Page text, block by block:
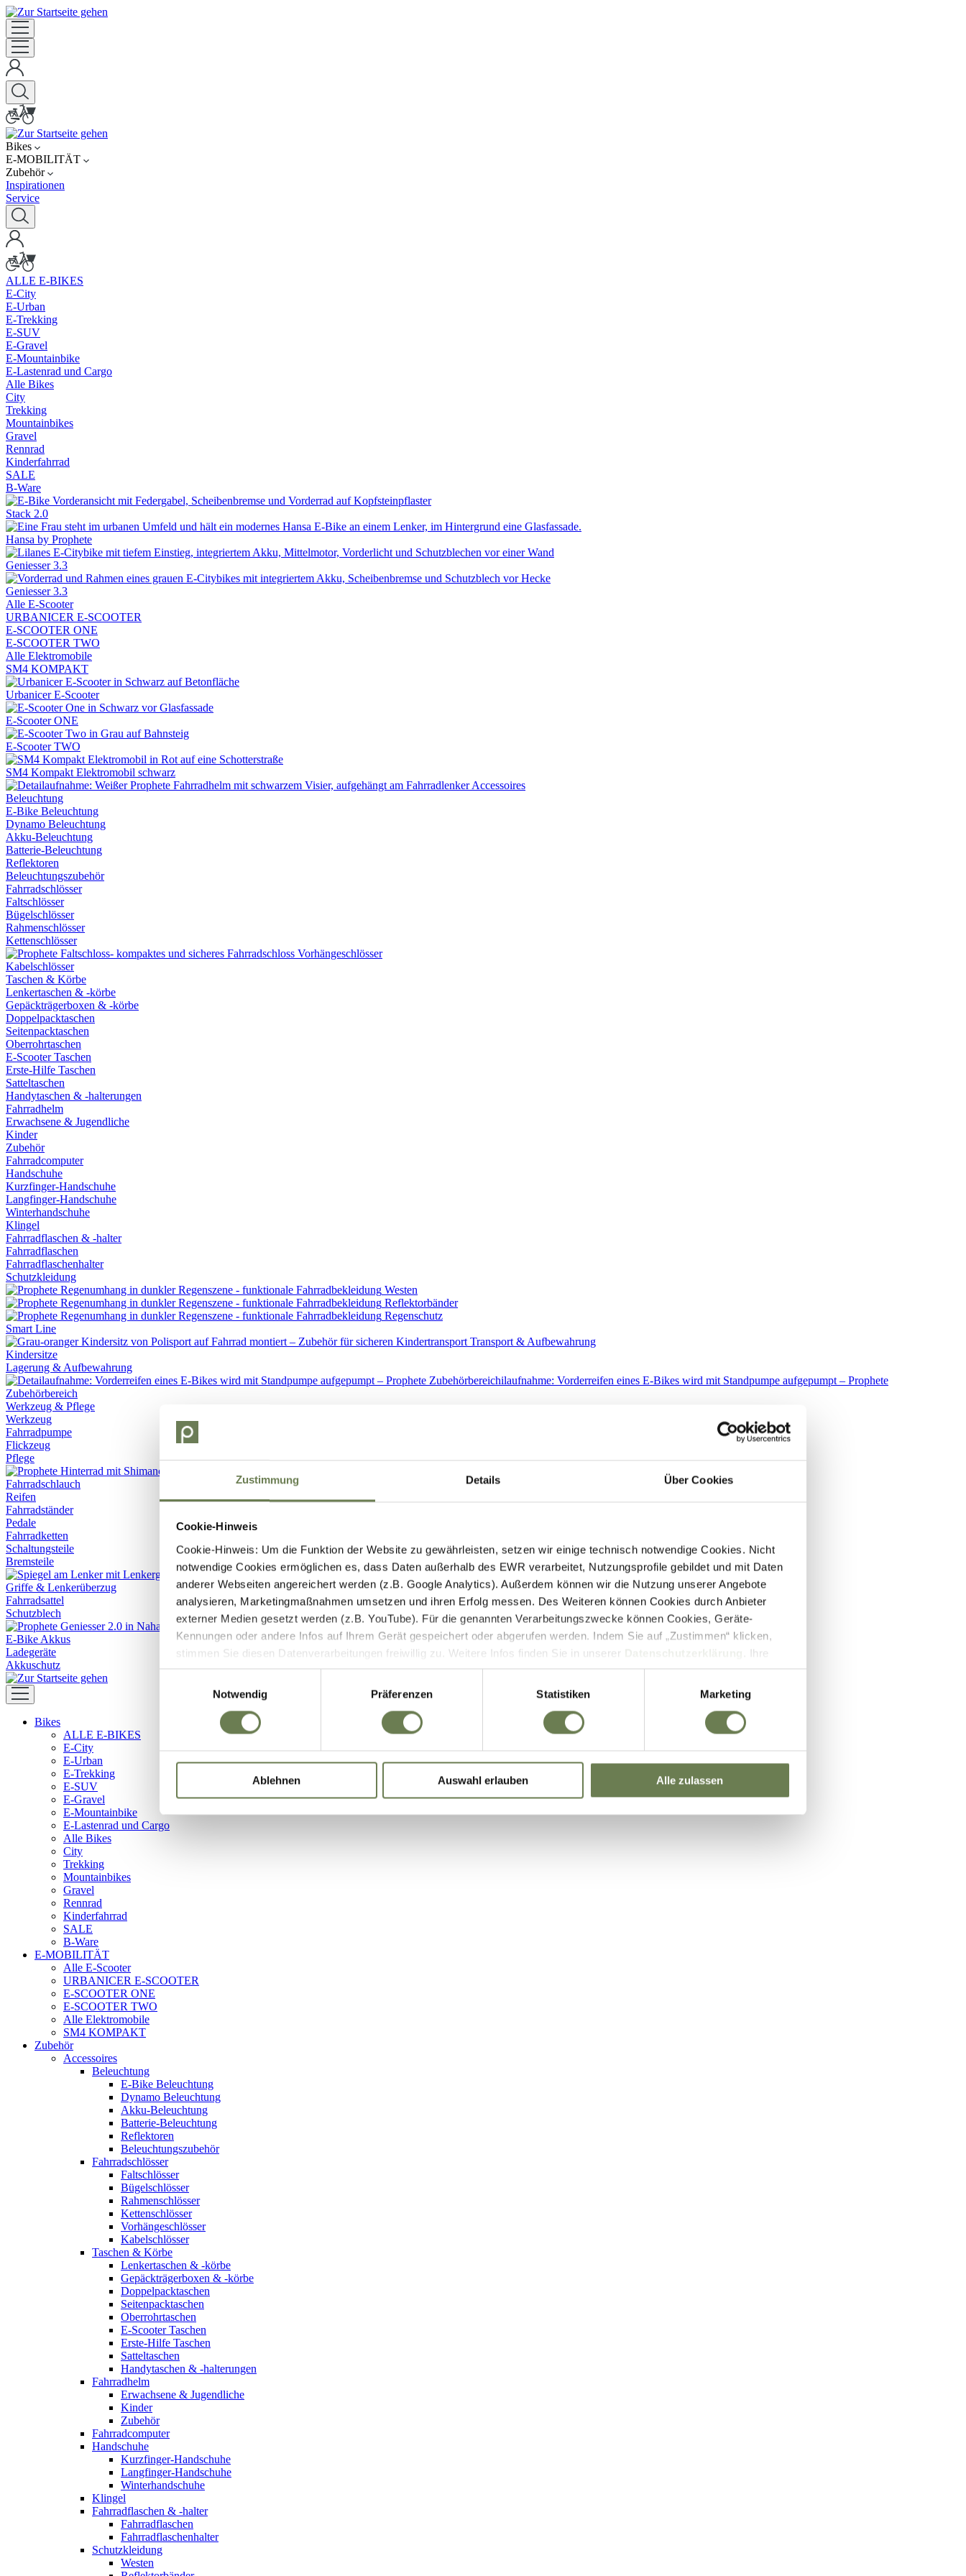
Zustimmung Details Über Cookies
Cookie-Hinweis
Cookie-Hinweis: Um die Funktion der Website zu gewährleisten, setzen wir einige technisch notwendige Cookies. Nicht
notwendige Cookies ermöglichen es, dass Daten außerhalb des EWR verarbeitet, Nutzungsprofile gebildet und mit Daten
anderer Webseiten angereichert werden (z.B. Google Analytics). Außerdem können wir die Nutzung unserer Angebote
analysieren, Marketingmaßnahmen umsetzen und ihren Erfolg messen. Des Weiteren können Cookies durch Anbieter
externer Medien gesetzt werden (z.B. YouTube). Für die genannten Verarbeitungszwecke können Cookies, Geräte-
Kennungen oder andere Infos auf Ihrem Gerät gespeichert oder abgerufen werden. Indem Sie auf „Zustimmen“ klicken,
stimmen Sie diesen Datenverarbeitungen freiwillig zu. Weitere Infos finden Sie in unserer Datenschutzerklärung
. Ihre
Zustimmung umfasst zeitlich begrenzt auch die Einwilligung zur Datenverarbeitung außerhalb des EWR wie zum Beispiel
in den USA (Art. 49 Abs. 1 lit. a) DSGVO), sofern für den entsprechenden Dienst keine Zertifizierung nach dem EU-US
Data Privacy Framework vorliegt. In den USA ist es möglich, dass Behörden zu Kontroll- und Überwachungszwecken auf
Ihre Daten zugreifen und dabei weder wirksame Rechtsbehelfe noch Betroffenenrechte durchsetzbar sein können. Unter
Notwendig
Präferenzen Statistiken Marketing
Ablehnen Auswahl erlauben Alle zulassen
Bikes
E-MOBILITÄT
Zubehör
Inspirationen
Service
ALLE E-BIKES
E-City
E-Urban
E-Trekking
E-SUV
E-Gravel
E-Mountainbike
E-Lastenrad und Cargo
Alle Bikes
City
Trekking
Mountainbikes
Gravel
Rennrad
Kinderfahrrad
SALE
B-Ware
Stack 2.0
Hansa by Prophete
Geniesser 3.3
Geniesser 3.3
Alle E-Scooter
URBANICER E-SCOOTER
E-SCOOTER ONE
E-SCOOTER TWO
Alle Elektromobile
SM4 KOMPAKT
Urbanicer E-Scooter
E-Scooter ONE
E-Scooter TWO
SM4 Kompakt Elektromobil schwarz
Accessoires
Beleuchtung
E-Bike Beleuchtung
Dynamo Beleuchtung
Akku-Beleuchtung
Batterie-Beleuchtung
Reflektoren
Beleuchtungszubehör
Fahrradschlösser
Faltschlösser
Bügelschlösser
Rahmenschlösser
Kettenschlösser
Vorhängeschlösser
Kabelschlösser
Taschen & Körbe
Lenkertaschen & -körbe
Gepäckträgerboxen & -körbe
Doppelpacktaschen
Seitenpacktaschen
Oberrohrtaschen
E-Scooter Taschen
Erste-Hilfe Taschen
Satteltaschen
Handytaschen & -halterungen
Fahrradhelm
Erwachsene & Jugendliche
Kinder
Zubehör
Fahrradcomputer
Handschuhe
Kurzfinger-Handschuhe
Langfinger-Handschuhe
Winterhandschuhe
Klingel
Fahrradflaschen & -halter
Fahrradflaschen
Fahrradflaschenhalter
Schutzkleidung
Westen
Reflektorbänder
Regenschutz
Smart Line
Transport & Aufbewahrung
Kindersitze
Lagerung & Aufbewahrung
Werkzeug & Pflege
Werkzeug
Fahrradpumpe
Flickzeug
Pflege
Fahrradschlauch
Reifen
Fahrradständer
Pedale
Fahrradketten
Schaltungsteile
Bremsteile
Spiegel
Griffe & Lenkerüberzug
Fahrradsattel
Schutzblech
E-Bike Akkus & Ladegeräte
E-Bike Akkus
Ladegeräte
Akkuschutz
Bikes
ALLE E-BIKES
E-City
E-Urban
E-Trekking
E-SUV
E-Gravel
E-Mountainbike
E-Lastenrad und Cargo
Alle Bikes
City
Trekking
Mountainbikes
Gravel
Rennrad
Kinderfahrrad
SALE
B-Ware
E-MOBILITÄT
Alle E-Scooter
URBANICER E-SCOOTER
E-SCOOTER ONE
E-SCOOTER TWO
Alle Elektromobile
SM4 KOMPAKT
Zubehör
Accessoires
Beleuchtung
E-Bike Beleuchtung
Dynamo Beleuchtung
Akku-Beleuchtung
Batterie-Beleuchtung
Reflektoren
Beleuchtungszubehör
Fahrradschlösser
Faltschlösser
Bügelschlösser
Rahmenschlösser
Kettenschlösser
Vorhängeschlösser
Kabelschlösser
Taschen & Körbe
Lenkertaschen & -körbe
Gepäckträgerboxen & -körbe
Doppelpacktaschen
Seitenpacktaschen
Oberrohrtaschen
E-Scooter Taschen
Erste-Hilfe Taschen
Satteltaschen
Handytaschen & -halterungen
Fahrradhelm
Erwachsene & Jugendliche
Kinder
Zubehör
Fahrradcomputer
Handschuhe
Kurzfinger-Handschuhe
Langfinger-Handschuhe
Winterhandschuhe
Klingel
Fahrradflaschen & -halter
Fahrradflaschen
Fahrradflaschenhalter
Schutzkleidung
Westen